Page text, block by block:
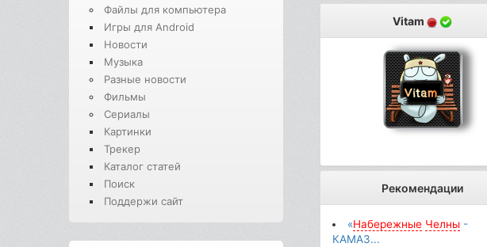
Файлы для компьютера
Игры для Android
Новости
Музыка
Разные новости
Фильмы
Сериалы
Картинки
Трекер
Каталог статей
Поиск
Поддержи сайт
Vitam
Рекомендации
«Набережные Челны-
КАМАЗ...